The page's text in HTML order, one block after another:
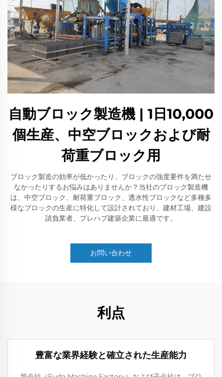
自動ブロック製造機 | 1日10,000
個生産、中空ブロックおよび耐
荷重ブロック用
ブロック製造の効率が低かったり、ブロックの強度要件を満たせ
なかったりするお悩みはありませんか？当社のブロック製造機
は、中空ブロック、耐荷重ブロック、透水性ブロックなど多種多
様なブロックの生産に特化して設計されており、建材工場、建設
請負業者、プレハブ建築企業に最適です。
お問い合わせ
利点
豊富な業界経験と確立された生産能力